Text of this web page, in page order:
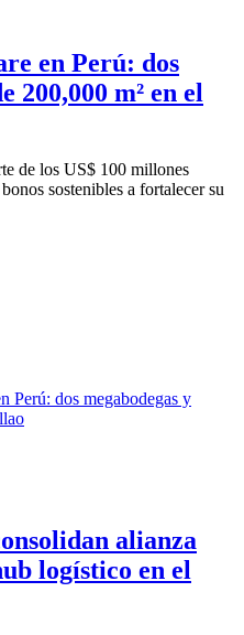
en Perú: dos
200,000 m² en el
de los US$ 100 millones
sostenibles a fortalecer su
alianza
logístico en el